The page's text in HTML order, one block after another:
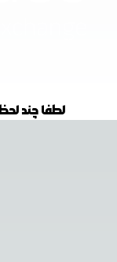
لطفا چند